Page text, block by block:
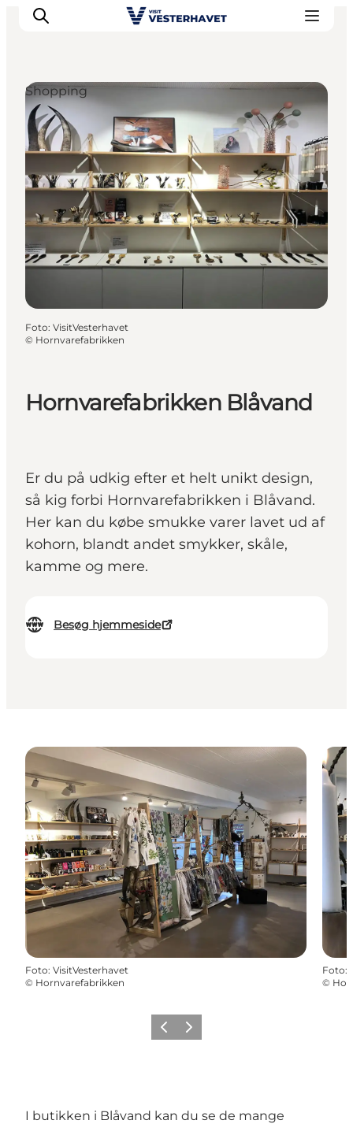
Det sker
Oplevelser
Vores Byer
Mad & Overnatning
Køb billet
Planlæg din ferie
Hornvarefabrikken Blåvand
Er du på udkig efter et helt unikt design,
så kig forbi Hornvarefabrikken i Blåvand.
Her kan du købe smukke varer lavet ud af
kohorn, blandt andet smykker, skåle,
kamme og mere.
Besøg hjemmeside
Shopping
Foto: VisitVesterhavet
© Hornvarefabrikken
Foto: VisitVesterhavet
© Hornvarefabrikken
Foto:
©
ForrigeNæste
I butikken i Blåvand kan du se de mange